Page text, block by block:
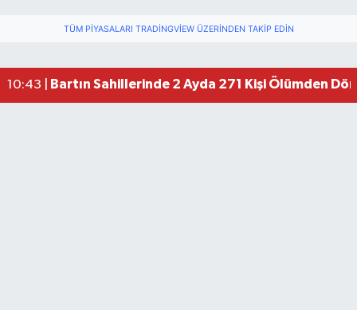
TÜM PIYASALARI TRADINGVIEW ÜZERINDEN TAKIP EDIN
10:43 | Bartın Sahillerinde 2 Ayda 271 Kişi Ölümden